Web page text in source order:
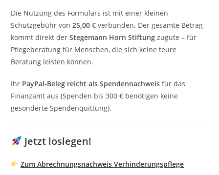
Die Nutzung des Formulars ist mit einer kleinen
Schutzgebühr von25,00 € verbunden. Der gesamte Betrag
kommt direkt derStegemann Horn Stiftung zugute – für
Pflegeberatung für Menschen, die sich keine teure
Beratung leisten können.
Ihr PayPal-Beleg reicht als Spendennachweis für das
Finanzamt aus (Spenden bis 300 € benötigen keine
gesonderte Spendenquittung).
Jetzt loslegen!
Zum Abrechnungsnachweis Verhinderungspflege